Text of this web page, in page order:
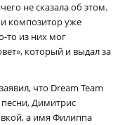
не сказала об этом.
композитор уже
то из них мог
который и выдал за
что Dream Team
Димитрис
а имя Филиппа